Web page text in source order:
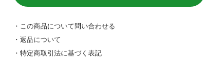
・この商品について問い合わせる
・返品について
・特定商取引法に基づく表記